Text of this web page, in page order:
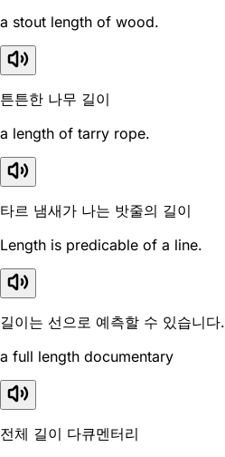
a stout length of wood.
튼튼한 나무 길이
a length of tarry rope.
타르 냄새가 나는 밧줄의 길이
Length is predicable of a line.
길이는 선으로 예측할 수 있습니다.
a full length documentary
전체 길이 다큐멘터리